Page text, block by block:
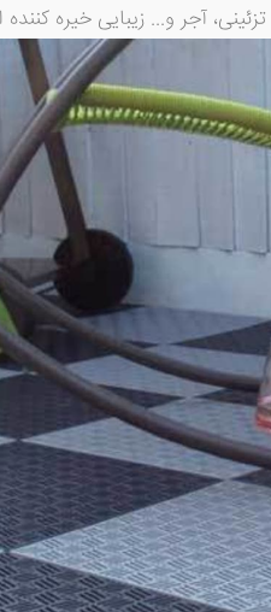
آجر و... زیبایی خیره